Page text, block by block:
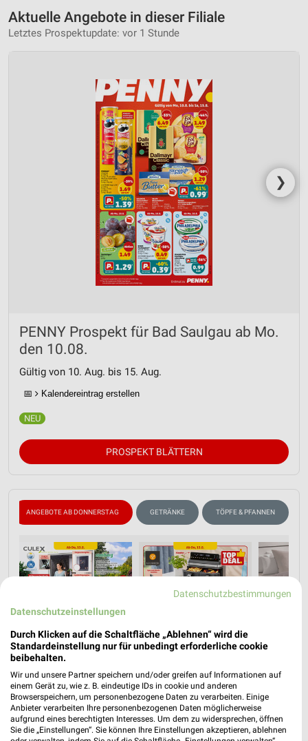
Aktuelle Angebote in dieser Filiale
Letztes Prospektupdate: vor 1 Stunde
❯
PENNY Prospekt für Bad Saulgau ab Mo.
den 10.08.
Gültig von 10. Aug. bis 15. Aug.
📅 Kalendereintrag erstellen
PROSPEKT BLÄTTERN
ANGEBOTE AB DONNERSTAG GETRÄNKE TÖPFE & PFANNEN
Datenschutzbestimmungen
Datenschutzeinstellungen
Durch Klicken auf die Schaltfläche „Ablehnen“ wird die
Standardeinstellung nur für unbedingt erforderliche cookie
beibehalten.
Wir und unsere Partner speichern und/oder greifen auf Informationen auf
einem Gerät zu, wie z. B. eindeutige IDs in cookie und anderen
Browserspeichern, um personenbezogene Daten zu verarbeiten. Einige
Anbieter verarbeiten Ihre personenbezogenen Daten möglicherweise
aufgrund eines berechtigten Interesses. Um dem zu widersprechen, öffnen
Sie die „Einstellungen“. Sie können Ihre Einstellungen akzeptieren, ablehnen